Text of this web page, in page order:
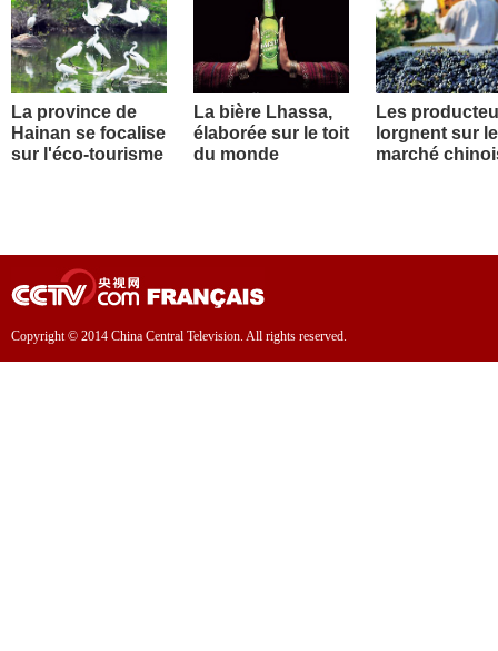
La province de
Hainan se focalise
sur l'éco-tourisme
La bière Lhassa,
élaborée sur le toit
du monde
Les
lorgnent sur le
marché
Copyright © 2014 China Central Television. All rights reserved.